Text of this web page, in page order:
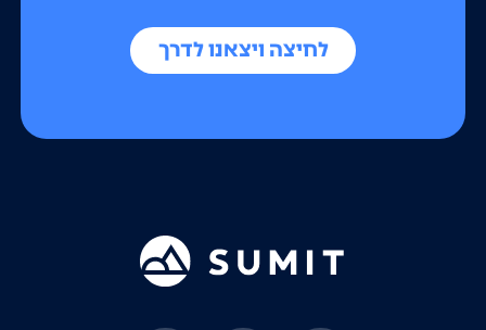
לחיצה ויצאנו לדרך